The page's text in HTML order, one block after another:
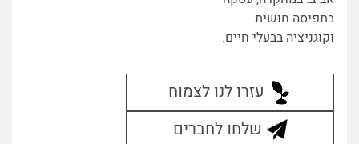
בתפיסה חושית
וקוגניציה בבעלי חיים.
עזרו לנו לצמוח
שלחו לחברים